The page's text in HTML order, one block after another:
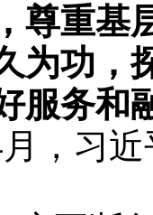
尊重基
为功，
服务和
，习近